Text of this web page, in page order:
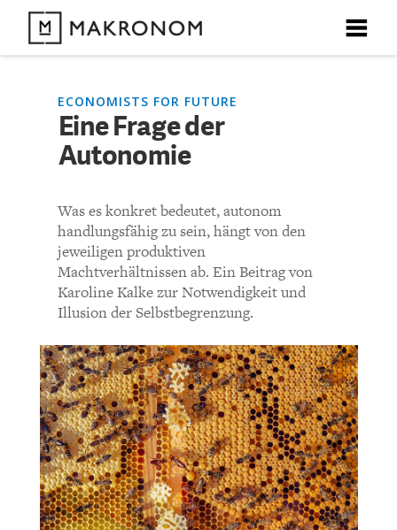
X
DEBATTEN
ARTIKEL
FEATURES
THEMEN
NEWSLETTER
ÜBER UNS
SUCHE
ABO/LOGIN
X
Unser kostenloser Newsletter informiert Sie über unsere
neuesten Beiträge.
X
BODEN
X
CHARTBOOK
ECONOMISTS FOR FUTURE
Eine Frage der
Autonomie
Was es konkret bedeutet, autonom
handlungsfähig zu sein, hängt von den
jeweiligen produktiven
Machtverhältnissen ab. Ein Beitrag von
Karoline Kalke zur Notwendigkeit und
Illusion der Selbstbegrenzung.
X
KOMMENTARE ZU
Eine Frage der Autonomie
KOMMENTIEREN (VIA EMAIL)
Richtlinien
Bisher noch kein Kommentar.